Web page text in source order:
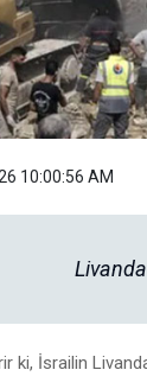
10:00:56 AM
ki, İsrailin